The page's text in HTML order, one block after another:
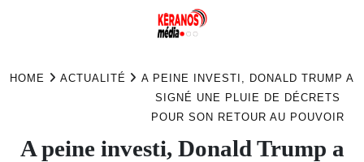
HOME ACTUALITÉ
A PEINE INVESTI, DONALD TRUMP A
SIGNÉ UNE PLUIE DE DÉCRETS
POUR SON RETOUR AU POUVOIR
A peine investi, Donald Trump a